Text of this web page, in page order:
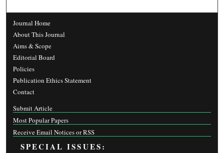
Journal Home
About This Journal
Aims & Scope
Editorial Board
Policies
Publication Ethics Statement
Contact
Submit Article
Most Popular Papers
Receive Email Notices or RSS
SPECIAL ISSUES: